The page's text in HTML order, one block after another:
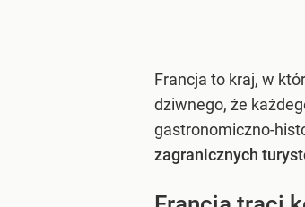
Francja to kraj, w
dziwnego, że
gastronomiczno-
zagranicznych